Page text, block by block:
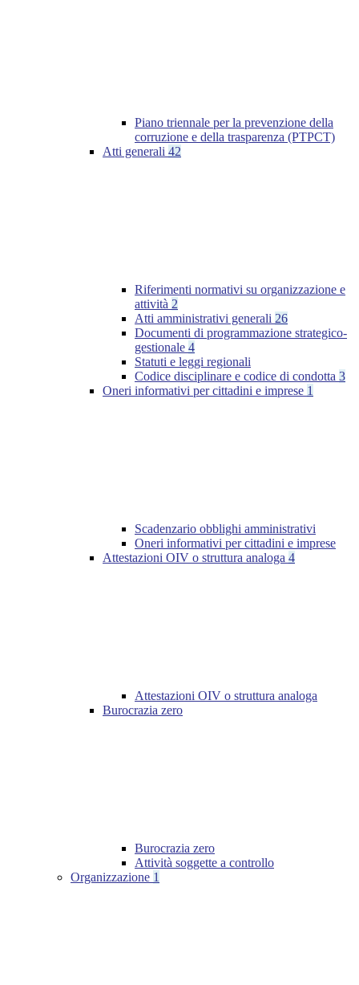
Piano triennale per la prevenzione della
corruzione e della trasparenza (PTPCT)
Atti generali 42
Riferimenti normativi su organizzazione e
attività 2
Atti amministrativi generali 26
Documenti di programmazione strategico-
gestionale 4
Statuti e leggi regionali
Codice disciplinare e codice di condotta 3
Oneri informativi per cittadini e imprese 1
Scadenzario obblighi amministrativi
Oneri informativi per cittadini e imprese
Attestazioni OIV o struttura analoga 4
Attestazioni OIV o struttura analoga
Burocrazia zero
Burocrazia zero
Attività soggette a controllo
Organizzazione 1